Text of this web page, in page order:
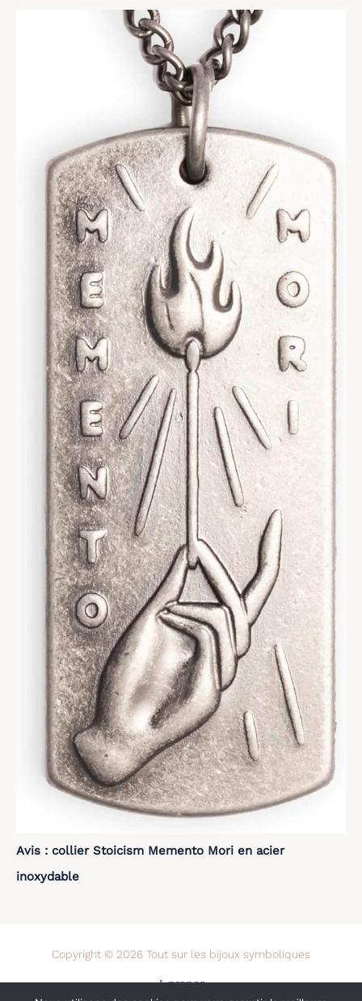
Avis : collier Stoicism Memento Mori en acier
inoxydable
Copyright © 2026 Tout sur les bijoux symboliques
A propos